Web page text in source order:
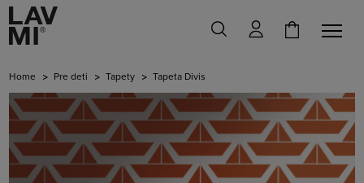
Home Pre deti Tapety Tapeta Divis